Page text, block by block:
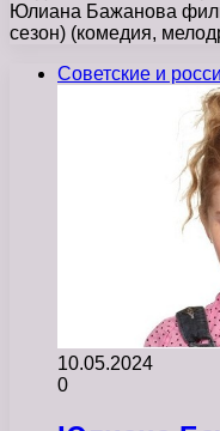
Юлиана Бажанова
сезон) (комедия,
Советские и
10.05.2024
0